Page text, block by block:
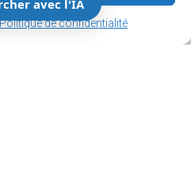
Politique de confidentialité